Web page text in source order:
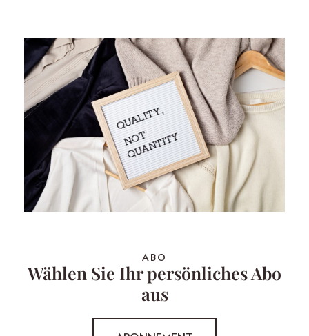
ABO
Wählen Sie Ihr persönliches Abo
aus